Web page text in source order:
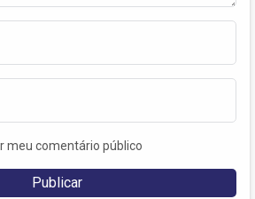
meu comentário público